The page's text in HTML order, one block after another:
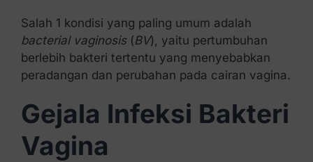
Salah 1 kondisi yang paling umum adalah
bacterial vaginosis(BV), yaitu pertumbuhan
berlebih bakteri tertentu yang menyebabkan
peradangan dan perubahan pada cairan vagina.
Gejala Infeksi Bakteri
Vagina